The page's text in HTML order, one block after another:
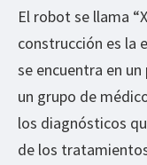
El robot se llama
construcción es la
se encuentra en
un grupo de
los diagnósticos
de los